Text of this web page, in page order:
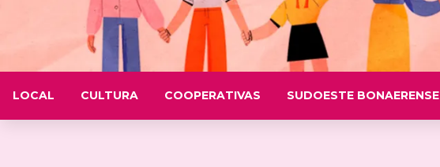
LOCAL CULTURA COOPERATIVAS SUDOESTE BONAERENSE